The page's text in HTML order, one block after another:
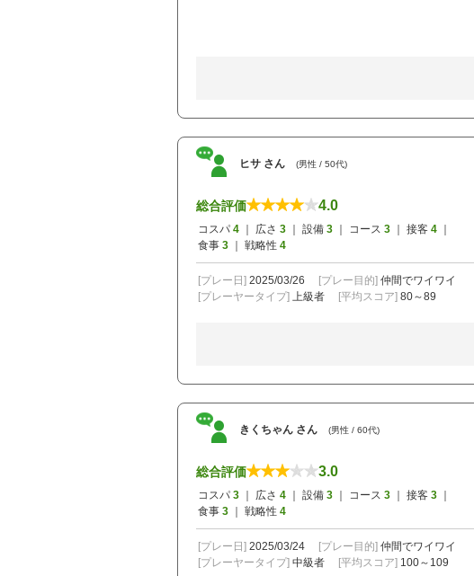
ヒサ さん (男性 / 50代)
総合評価 4.0
コスパ 4 ｜ 広さ 3 ｜ 設備 3 ｜ コース 3 ｜ 接客 4
食事 3 ｜ 戦略性 4
[プレー日] 2025/03/26 [プレー目的] 仲間でワイワイ
[プレーヤータイプ] 上級者 [平均スコア] 80～89
きくちゃん さん (男性 / 60代)
総合評価 3.0
コスパ 3 ｜ 広さ 4 ｜ 設備 3 ｜ コース 3 ｜ 接客 3
食事 3 ｜ 戦略性 4
[プレー日] 2025/03/24 [プレー目的] 仲間でワイワイ
[プレーヤータイプ] 中級者 [平均スコア] 100～109